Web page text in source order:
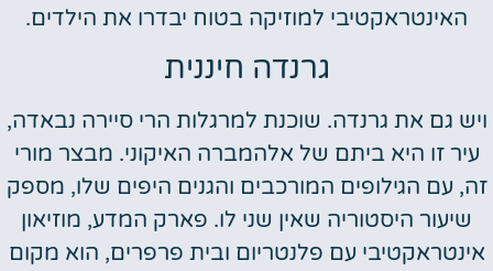
האינטראקטיבי למוזיקה בטוח יבדרו את הילדים.
גרנדה חיננית
גם את גרנדה. שוכנת למרגלות הרי סיירה נבאדה,
עיר זו היא ביתם של אלהמברה האיקוני. מבצר מורי
עם הגילופים המורכבים והגנים היפים שלו, מספק
שיעור היסטוריה שאין שני לו. פארק המדע, מוזיאון
עם פלנטריום ובית פרפרים, הוא מקום